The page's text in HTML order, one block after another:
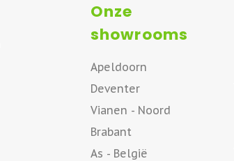
Onze
showrooms
Apeldoorn
Deventer
Vianen - Noord
Brabant
As - België